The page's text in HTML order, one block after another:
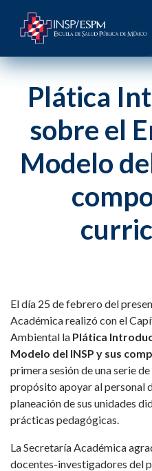
Plática
sobre el
Modelo
El día 25 de febrero del
Académica realizó con el
Ambiental la Plática
Modelo del INSP y sus
primera sesión de una serie
propósito apoyar al personal
planeación de sus unidades
prácticas pedagógicas.
La Secretaría Académica
docentes-investigadores del